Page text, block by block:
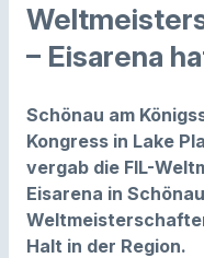
– Eisarena
Schönau am
Kongress in Lake
vergab die FIL-
Eisarena in
Halt in der Region.